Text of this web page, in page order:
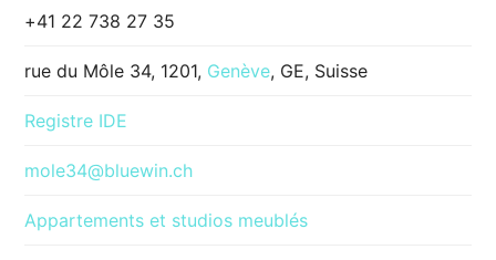
+41 22 738 27 35
rue du Môle 34, 1201, Genève, GE, Suisse
Registre IDE
mole34@bluewin.ch
Appartements et studios meublés